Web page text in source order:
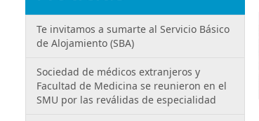
Te invitamos a sumarte al Servicio Básico
de Alojamiento (SBA)
Sociedad de médicos extranjeros y
Facultad de Medicina se reunieron en el
SMU por las reválidas de especialidad